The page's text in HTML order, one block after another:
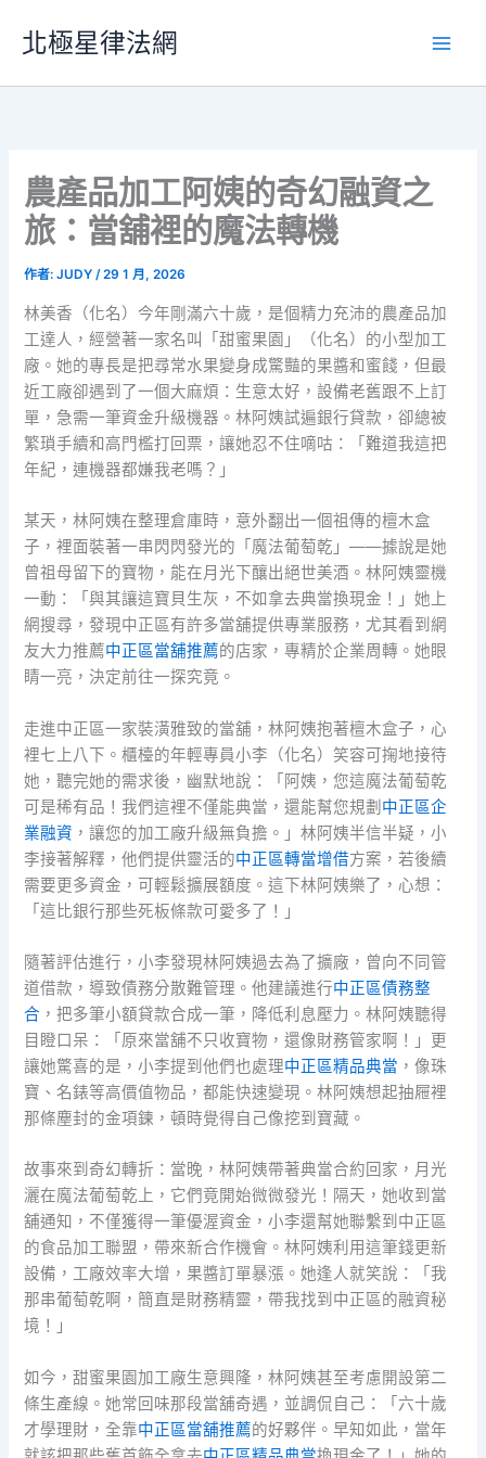
要
北極星律法網
農產品加工阿姨的奇幻融資之
旅：當舖裡的魔法轉機
作者:JUDY/29 1 月, 2026
林美香（化名）今年剛滿六十歲，是個精力充沛的農產品加
工達人，經營著一家名叫「甜蜜果園」（化名）的小型加工
廠。她的專長是把尋常水果變身成驚豔的果醬和蜜餞，但最
近工廠卻遇到了一個大麻煩：生意太好，設備老舊跟不上訂
單，急需一筆資金升級機器。林阿姨試遍銀行貸款，卻總被
繁瑣手續和高門檻打回票，讓她忍不住嘀咕：「難道我這把
年紀，連機器都嫌我老嗎？」
某天，林阿姨在整理倉庫時，意外翻出一個祖傳的檀木盒
子，裡面裝著一串閃閃發光的「魔法葡萄乾」——據說是她
曾祖母留下的寶物，能在月光下釀出絕世美酒。林阿姨靈機
一動：「與其讓這寶貝生灰，不如拿去典當換現金！」她上
網搜尋，發現中正區有許多當舖提供專業服務，尤其看到網
友大力推薦中正區當舖推薦的店家，專精於企業周轉。她眼
睛一亮，決定前往一探究竟。
走進中正區一家裝潢雅致的當舖，林阿姨抱著檀木盒子，心
裡七上八下。櫃檯的年輕專員小李（化名）笑容可掬地接待
她，聽完她的需求後，幽默地說：「阿姨，您這魔法葡萄乾
可是稀有品！我們這裡不僅能典當，還能幫您規劃 中正區企
業融資 ，讓您的加工廠升級無負擔。」林阿姨半信半疑，小
李接著解釋，他們提供靈活的中正區轉當增借方案，若後續
需要更多資金，可輕鬆擴展額度。這下林阿姨樂了，心想：
「這比銀行那些死板條款可愛多了！」
隨著評估進行，小李發現林阿姨過去為了擴廠，曾向不同管
道借款，導致債務分散難管理。他建議進行中正區債務整
合 ，把多筆小額貸款合成一筆，降低利息壓力。林阿姨聽得
目瞪口呆：「原來當舖不只收寶物，還像財務管家啊！」更
讓她驚喜的是，小李提到他們也處理中正區精品典當 ，像珠
寶、名錶等高價值物品，都能快速變現。林阿姨想起抽屜裡
那條塵封的金項鍊，頓時覺得自己像挖到寶藏。
故事來到奇幻轉折：當晚，林阿姨帶著典當合約回家，月光
灑在魔法葡萄乾上，它們竟開始微微發光！隔天，她收到當
舖通知，不僅獲得一筆優渥資金，小李還幫她聯繫到中正區
的食品加工聯盟，帶來新合作機會。林阿姨利用這筆錢更新
設備，工廠效率大增，果醬訂單暴漲。她逢人就笑說：「我
那串葡萄乾啊，簡直是財務精靈，帶我找到中正區的融資秘
境！」
如今，甜蜜果園加工廠生意興隆，林阿姨甚至考慮開設第二
條生產線。她常回味那段當舖奇遇，並調侃自己：「六十歲
才學理財，全靠中正區當舖推薦的好夥伴。早知如此，當年